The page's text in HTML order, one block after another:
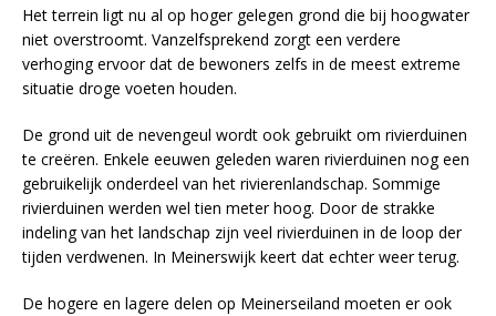
Het terrein ligt nu al op hoger gelegen grond die bij hoogwater
niet overstroomt. Vanzelfsprekend zorgt een verdere
verhoging ervoor dat de bewoners zelfs in de meest extreme
situatie droge voeten houden.
De grond uit de nevengeul wordt ook gebruikt om rivierduinen
te creëren. Enkele eeuwen geleden waren rivierduinen nog een
gebruikelijk onderdeel van het rivierenlandschap. Sommige
rivierduinen werden wel tien meter hoog. Door de strakke
indeling van het landschap zijn veel rivierduinen in de loop der
tijden verdwenen. In Meinerswijk keert dat echter weer terug.
De hogere en lagere delen op Meinerseiland moeten er ook